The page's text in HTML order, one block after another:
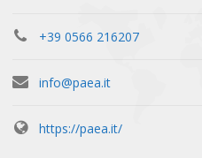
+39 0566 216207
info@paea.it
https://paea.it/